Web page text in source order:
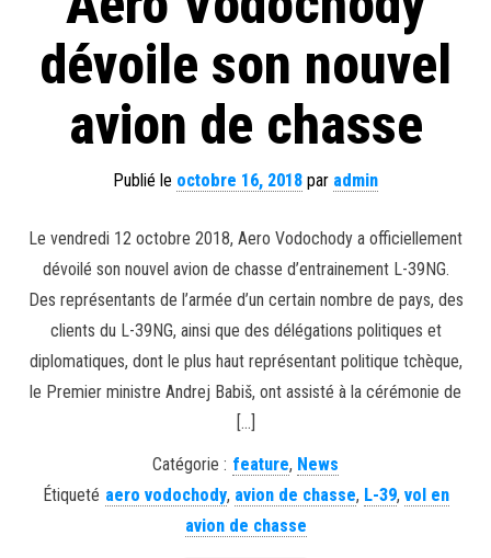
dévoile son nouvel
avion de chasse
Publié le octobre 16, 2018 par admin
Le vendredi 12 octobre 2018, Aero Vodochody a officiellement
dévoilé son nouvel avion de chasse d’entrainement L-39NG.
Des représentants de l’armée d’un certain nombre de pays, des
clients du L-39NG, ainsi que des délégations politiques et
diplomatiques, dont le plus haut représentant politique tchèque,
le Premier ministre Andrej Babiš, ont assisté à la cérémonie de
[…]
Catégorie : feature, News
Étiqueté aero vodochody, avion de chasse, L-39, vol en
avion de chasse